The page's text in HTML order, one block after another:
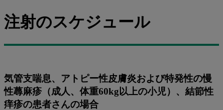
注射のスケジュール
気管支喘息、アトピー性皮膚炎および特発性の慢
性蕁麻疹（成人、体重60kg以上の小児）、結節性
痒疹の患者さんの場合